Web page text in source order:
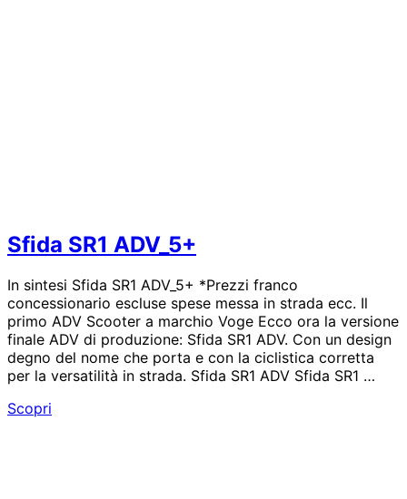
Sfida SR1 ADV_5+
In sintesi Sfida SR1 ADV_5+ *Prezzi franco
concessionario escluse spese messa in strada ecc. Il
primo ADV Scooter a marchio Voge Ecco ora la versione
finale ADV di produzione: Sfida SR1 ADV. Con un design
degno del nome che porta e con la ciclistica corretta
per la versatilità in strada. Sfida SR1 ADV Sfida SR1 …
Scopri